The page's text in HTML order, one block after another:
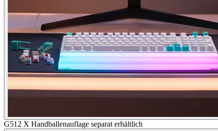
G512 X Handballenauflage separat erhältlich